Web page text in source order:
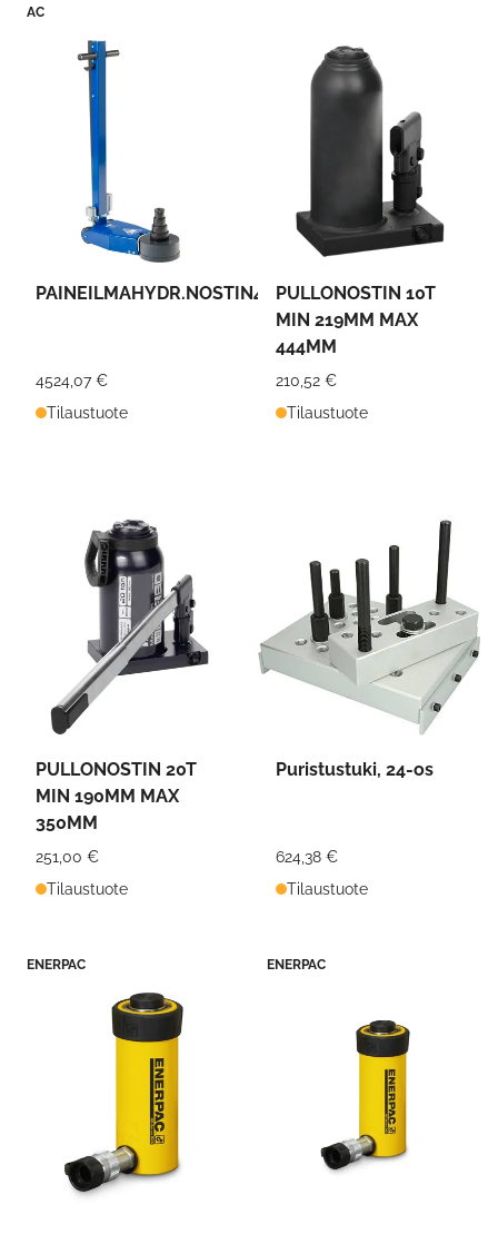
AC
PAINEILMAHYDR.NOSTIN40/27/16/10T
4524,07 €
Tilaustuote
PULLONOSTIN 10T
MIN 219MM MAX
444MM
210,52 €
Tilaustuote
PULLONOSTIN 20T
MIN 190MM MAX
350MM
251,00 €
Tilaustuote
Puristustuki, 24-os
624,38 €
Tilaustuote
ENERPAC ENERPAC